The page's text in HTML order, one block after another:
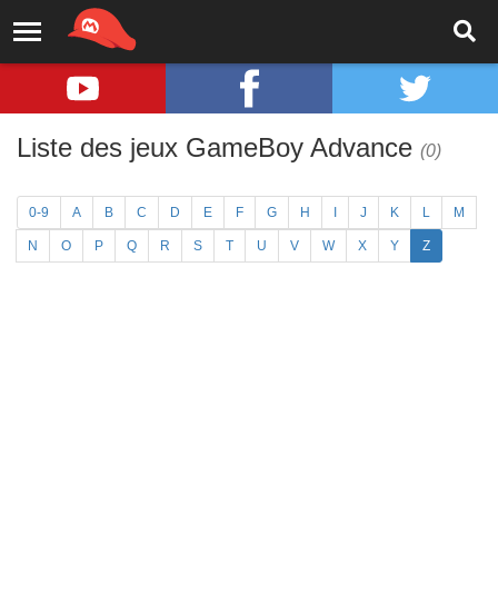
Liste des jeux GameBoy Advance (0)
0-9 A B C D E F G H J K L M
N O P Q R S T U V W X Y Z